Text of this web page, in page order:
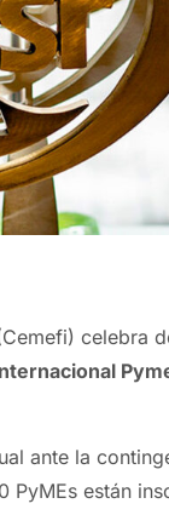
celebra
ante la
PyMEs están